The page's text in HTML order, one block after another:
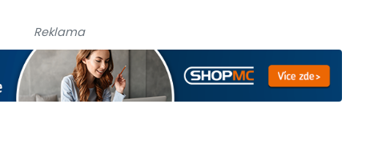
Reklama